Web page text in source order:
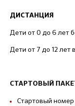
ДИСТАНЦИЯ
Дети от 0 до 6 лет
Дети от 7 до 12 лет
СТАРТОВЫЙ
Стартовый номер